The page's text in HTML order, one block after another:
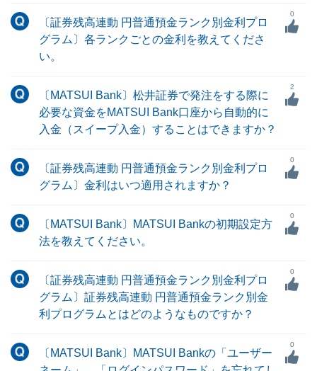
〔証券残高連動 円普通預金ランク別金利プロ
グラム〕各ランクごとの金利を教えてくださ
い。
0
〔MATSUI Bank〕松井証券で発注をする際に
必要な資金をMATSUI Bank口座から自動的に
入金（スイープ入金）することはできますか？
2
〔証券残高連動 円普通預金ランク別金利プロ
グラム〕金利はいつ適用されますか？
0
〔MATSUI Bank〕MATSUI Bankの初期設定方
法を教えてください。
0
〔証券残高連動 円普通預金ランク別金利プロ
グラム〕証券残高連動 円普通預金ランク別金
利プログラムとはどのようなものですか？
0
〔MATSUI Bank〕MATSUI Bankの「ユーザー
0